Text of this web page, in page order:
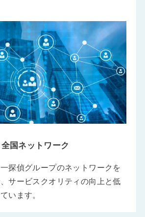
全国ネットワーク
探偵グループのネットワークを
サービスクオリティの向上と低
います。